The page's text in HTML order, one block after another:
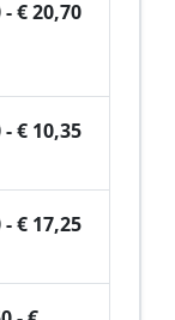
- € 20,70
- € 10,35
- € 17,25